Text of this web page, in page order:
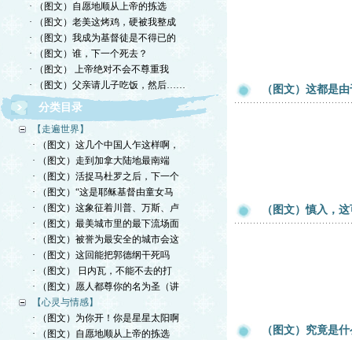
· （图文）自愿地顺从上帝的拣选
· （图文）老美这烤鸡，硬被我整成
· （图文）我成为基督徒是不得已的
· （图文）谁，下一个死去？
· （图文） 上帝绝对不会不尊重我
· （图文）父亲请儿子吃饭，然后……
分类目录
【走遍世界】
· （图文）这几个中国人乍这样啊，
· （图文）走到加拿大陆地最南端
· （图文）活捉马杜罗之后，下一个
· （图文）“这是耶稣基督由童女马
· （图文）这象征着川普、万斯、卢
· （图文）最美城市里的最下流场面
· （图文）被誉为最安全的城市会这
· （图文）这回能把郭德纲干死吗
· （图文） 日内瓦，不能不去的打
· （图文）愿人都尊你的名为圣（讲
【心灵与情感】
· （图文）为你开！你是星星太阳啊
· （图文）自愿地顺从上帝的拣选
（图文）这都是
（图文）慎入，
（图文）究竟是